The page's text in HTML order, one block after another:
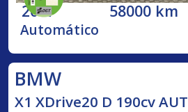
2017 58000 km
Automático
BMW
X1 XDrive20 D 190cv AUT